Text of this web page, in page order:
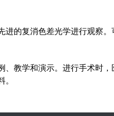
的复消色差光学进行观察
教学和演示。进行手术时
。